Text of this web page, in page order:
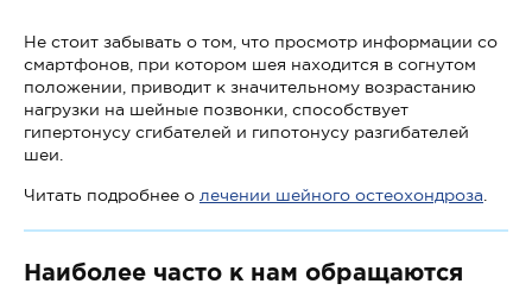
Не стоит забывать о том, что просмотр информации со
смартфонов, при котором шея находится в согнутом
положении, приводит к значительному возрастанию
нагрузки на шейные позвонки, способствует
гипертонусу сгибателей и гипотонусу разгибателей
шеи.
Читать подробнее о лечении шейного остеохондроза
Наиболее часто к нам обращаются